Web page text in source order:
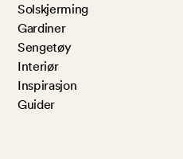
Solskjerming
Gardiner
Sengetøy
Interiør
Inspirasjon
Guider